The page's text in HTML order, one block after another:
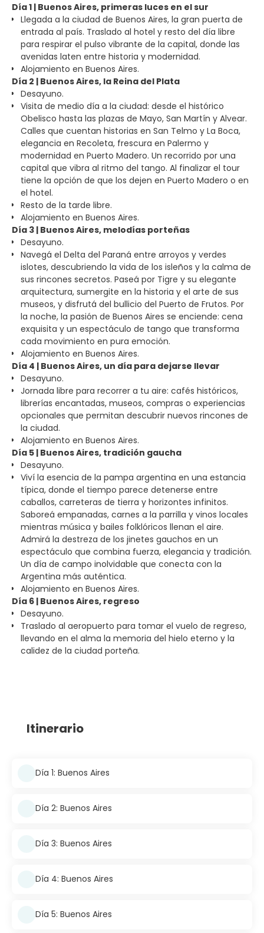
Día 1 | Buenos Aires, primeras luces en el sur
Llegada a la ciudad de Buenos Aires, la gran puerta de
entrada al país. Traslado al hotel y resto del día libre
para respirar el pulso vibrante de la capital, donde las
avenidas laten entre historia y modernidad.
Alojamiento en Buenos Aires.
Día 2 | Buenos Aires, la Reina del Plata
Desayuno.
Visita de medio día a la ciudad: desde el histórico
Obelisco hasta las plazas de Mayo, San Martín y Alvear.
Calles que cuentan historias en San Telmo y La Boca,
elegancia en Recoleta, frescura en Palermo y
modernidad en Puerto Madero. Un recorrido por una
capital que vibra al ritmo del tango. Al finalizar el tour
tiene la opción de que los dejen en Puerto Madero o en
el hotel.
Resto de la tarde libre.
Alojamiento en Buenos Aires.
Día 3 | Buenos Aires, melodías porteñas
Desayuno.
Navegá el Delta del Paraná entre arroyos y verdes
islotes, descubriendo la vida de los isleños y la calma de
sus rincones secretos. Paseá por Tigre y su elegante
arquitectura, sumergite en la historia y el arte de sus
museos, y disfrutá del bullicio del Puerto de Frutos. Por
la noche, la pasión de Buenos Aires se enciende: cena
exquisita y un espectáculo de tango que transforma
cada movimiento en pura emoción.
Alojamiento en Buenos Aires.
Día 4 | Buenos Aires, un día para dejarse llevar
Desayuno.
Jornada libre para recorrer a tu aire: cafés históricos,
librerías encantadas, museos, compras o experiencias
opcionales que permitan descubrir nuevos rincones de
la ciudad.
Alojamiento en Buenos Aires.
Día 5 | Buenos Aires, tradición gaucha
Desayuno.
Viví la esencia de la pampa argentina en una estancia
típica, donde el tiempo parece detenerse entre
caballos, carreteras de tierra y horizontes infinitos.
Saboreá empanadas, carnes a la parrilla y vinos locales
mientras música y bailes folklóricos llenan el aire.
Admirá la destreza de los jinetes gauchos en un
espectáculo que combina fuerza, elegancia y tradición.
Un día de campo inolvidable que conecta con la
Argentina más auténtica.
Alojamiento en Buenos Aires.
Día 6 | Buenos Aires, regreso
Desayuno.
Traslado al aeropuerto para tomar el vuelo de regreso,
llevando en el alma la memoria del hielo eterno y la
calidez de la ciudad porteña.
Itinerario
Día 1: Buenos Aires
Día 2: Buenos Aires
Día 3: Buenos Aires
Día 4: Buenos Aires
Día 5: Buenos Aires